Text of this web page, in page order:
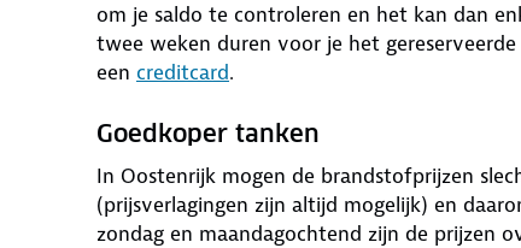
om je saldo te controleren en het kan dan
twee weken duren voor je het
een creditcard.
Goedkoper tanken
In Oostenrijk mogen de brandstofprijzen
(prijsverlagingen zijn altijd mogelijk) en
zondag en maandagochtend zijn de prijzen